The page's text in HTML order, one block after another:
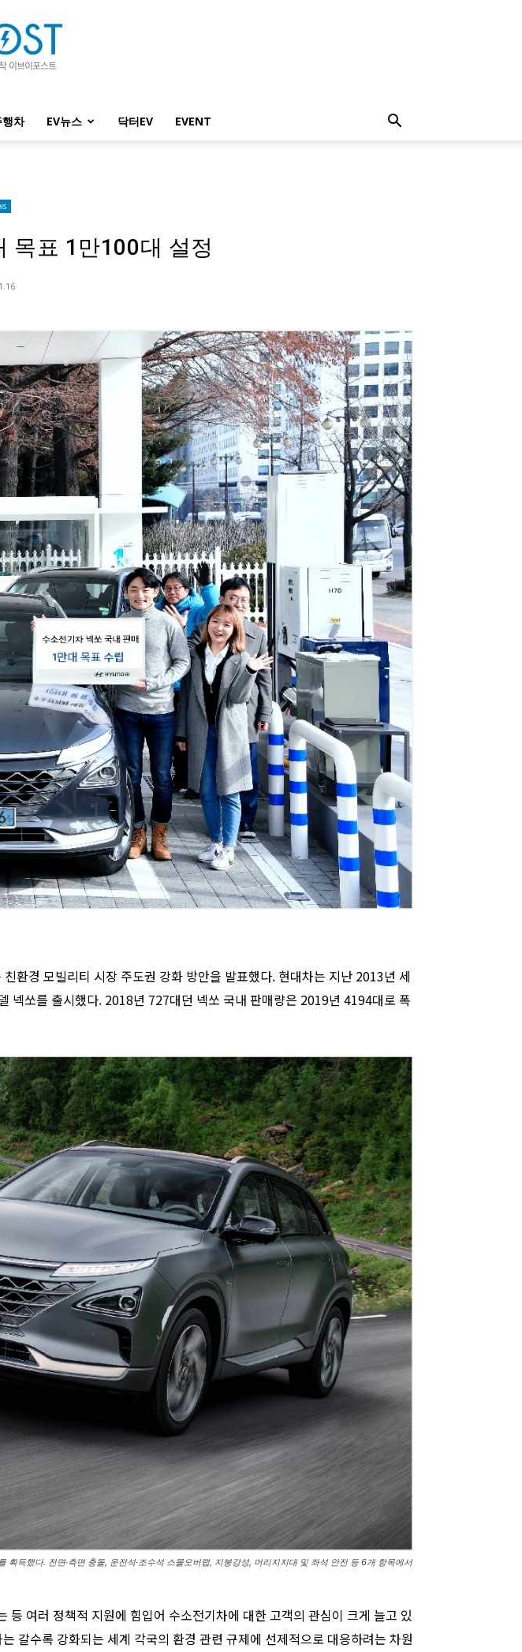
차 EV뉴스 닥터EV EVENT
목표 1만100대 설정
환경 모빌리티 시장 주도권 강화 방안을 발표했다. 현대차는 지난 2013년 세
넥쏘를 출시했다. 2018년 727대던 넥쏘 국내 판매량은 2019년 4194대로 폭
득했다. 전면·측면 충돌, 운전석·조수석 스몰오버랩, 지붕강성, 머리지지대 및 좌석 안전 등 6개 항목에서
여러 정책적 지원에 힘입어 수소전기차에 대한 고객의 관심이 크게 늘고 있
갈수록 강화되는 세계 각국의 환경 관련 규제에 선제적으로 대응하려는 차원